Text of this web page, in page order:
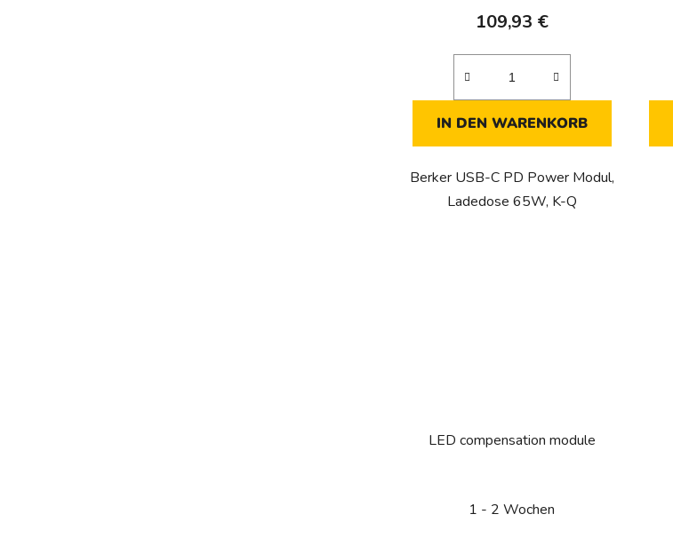
109,93 €
IN DEN WARENKORB
Berker USB-C PD Power Modul,
Ladedose 65W, K-Q
LED compensation module
1 - 2 Wochen